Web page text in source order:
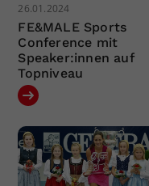
26.01.2024
FE&MALE Sports
Conference mit
Speaker:innen auf
Topniveau